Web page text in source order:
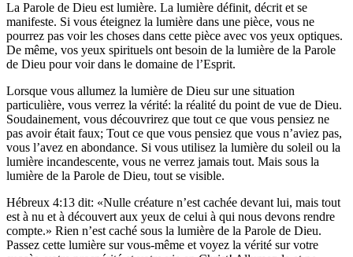
La Parole de Dieu est lumière. La lumière définit, décrit et se
manifeste. Si vous éteignez la lumière dans une pièce, vous ne
pourrez pas voir les choses dans cette pièce avec vos yeux optiques.
De même, vos yeux spirituels ont besoin de la lumière de la Parole
de Dieu pour voir dans le domaine de l’Esprit.
Lorsque vous allumez la lumière de Dieu sur une situation
particulière, vous verrez la vérité: la réalité du point de vue de Dieu.
Soudainement, vous découvrirez que tout ce que vous pensiez ne
pas avoir était faux; Tout ce que vous pensiez que vous n’aviez pas,
vous l’avez en abondance. Si vous utilisez la lumière du soleil ou la
lumière incandescente, vous ne verrez jamais tout. Mais sous la
lumière de la Parole de Dieu, tout se visible.
Hébreux 4:13 dit: «Nulle créature n’est cachée devant lui, mais tout
est à nu et à découvert aux yeux de celui à qui nous devons rendre
compte.» Rien n’est caché sous la lumière de la Parole de Dieu.
Passez cette lumière sur vous-même et voyez la vérité sur votre